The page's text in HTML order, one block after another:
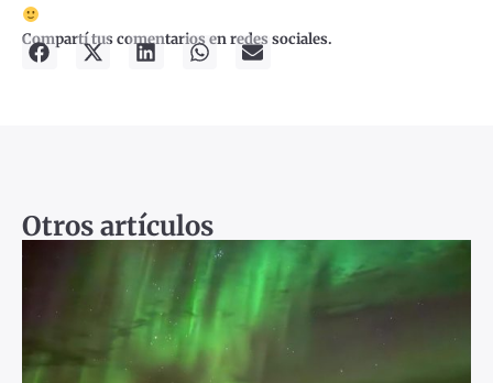
Compartí tus comentarios en redes sociales.
Otros artículos